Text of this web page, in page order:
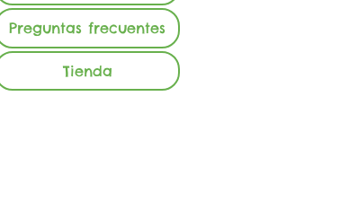
Preguntas frecuentes
Tienda